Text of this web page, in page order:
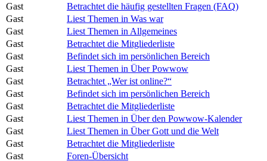
Gast
Betrachtet die häufig gestellten Fragen (FAQ)
Gast
Liest Themen in Was war
Gast
Liest Themen in Allgemeines
Gast
Betrachtet die Mitgliederliste
Gast
Befindet sich im persönlichen Bereich
Gast
Liest Themen in Über Powwow
Gast
Betrachtet „Wer ist online?“
Gast
Befindet sich im persönlichen Bereich
Gast
Betrachtet die Mitgliederliste
Gast
Liest Themen in Über den Powwow-Kalender
Gast
Liest Themen in Über Gott und die Welt
Gast
Betrachtet die Mitgliederliste
Gast
Foren-Übersicht